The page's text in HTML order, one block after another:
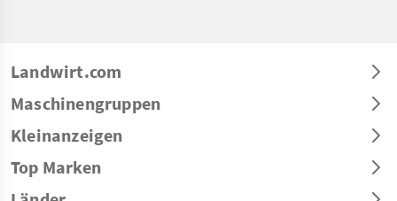
Landwirt.com
Maschinengruppen
Kleinanzeigen
Top Marken